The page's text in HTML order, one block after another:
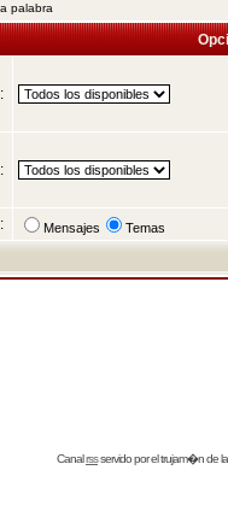
palabra
Mensajes Temas
Canalrssservido por eltrujam�nde